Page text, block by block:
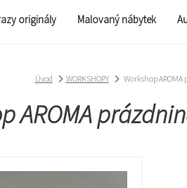
originály Malovaný nábytek
Úvod WORKSHOPY Workshop
AROMA